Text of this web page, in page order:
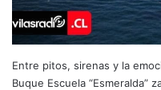
Entre pitos, sirenas y la
Buque Escuela “Esmeralda”